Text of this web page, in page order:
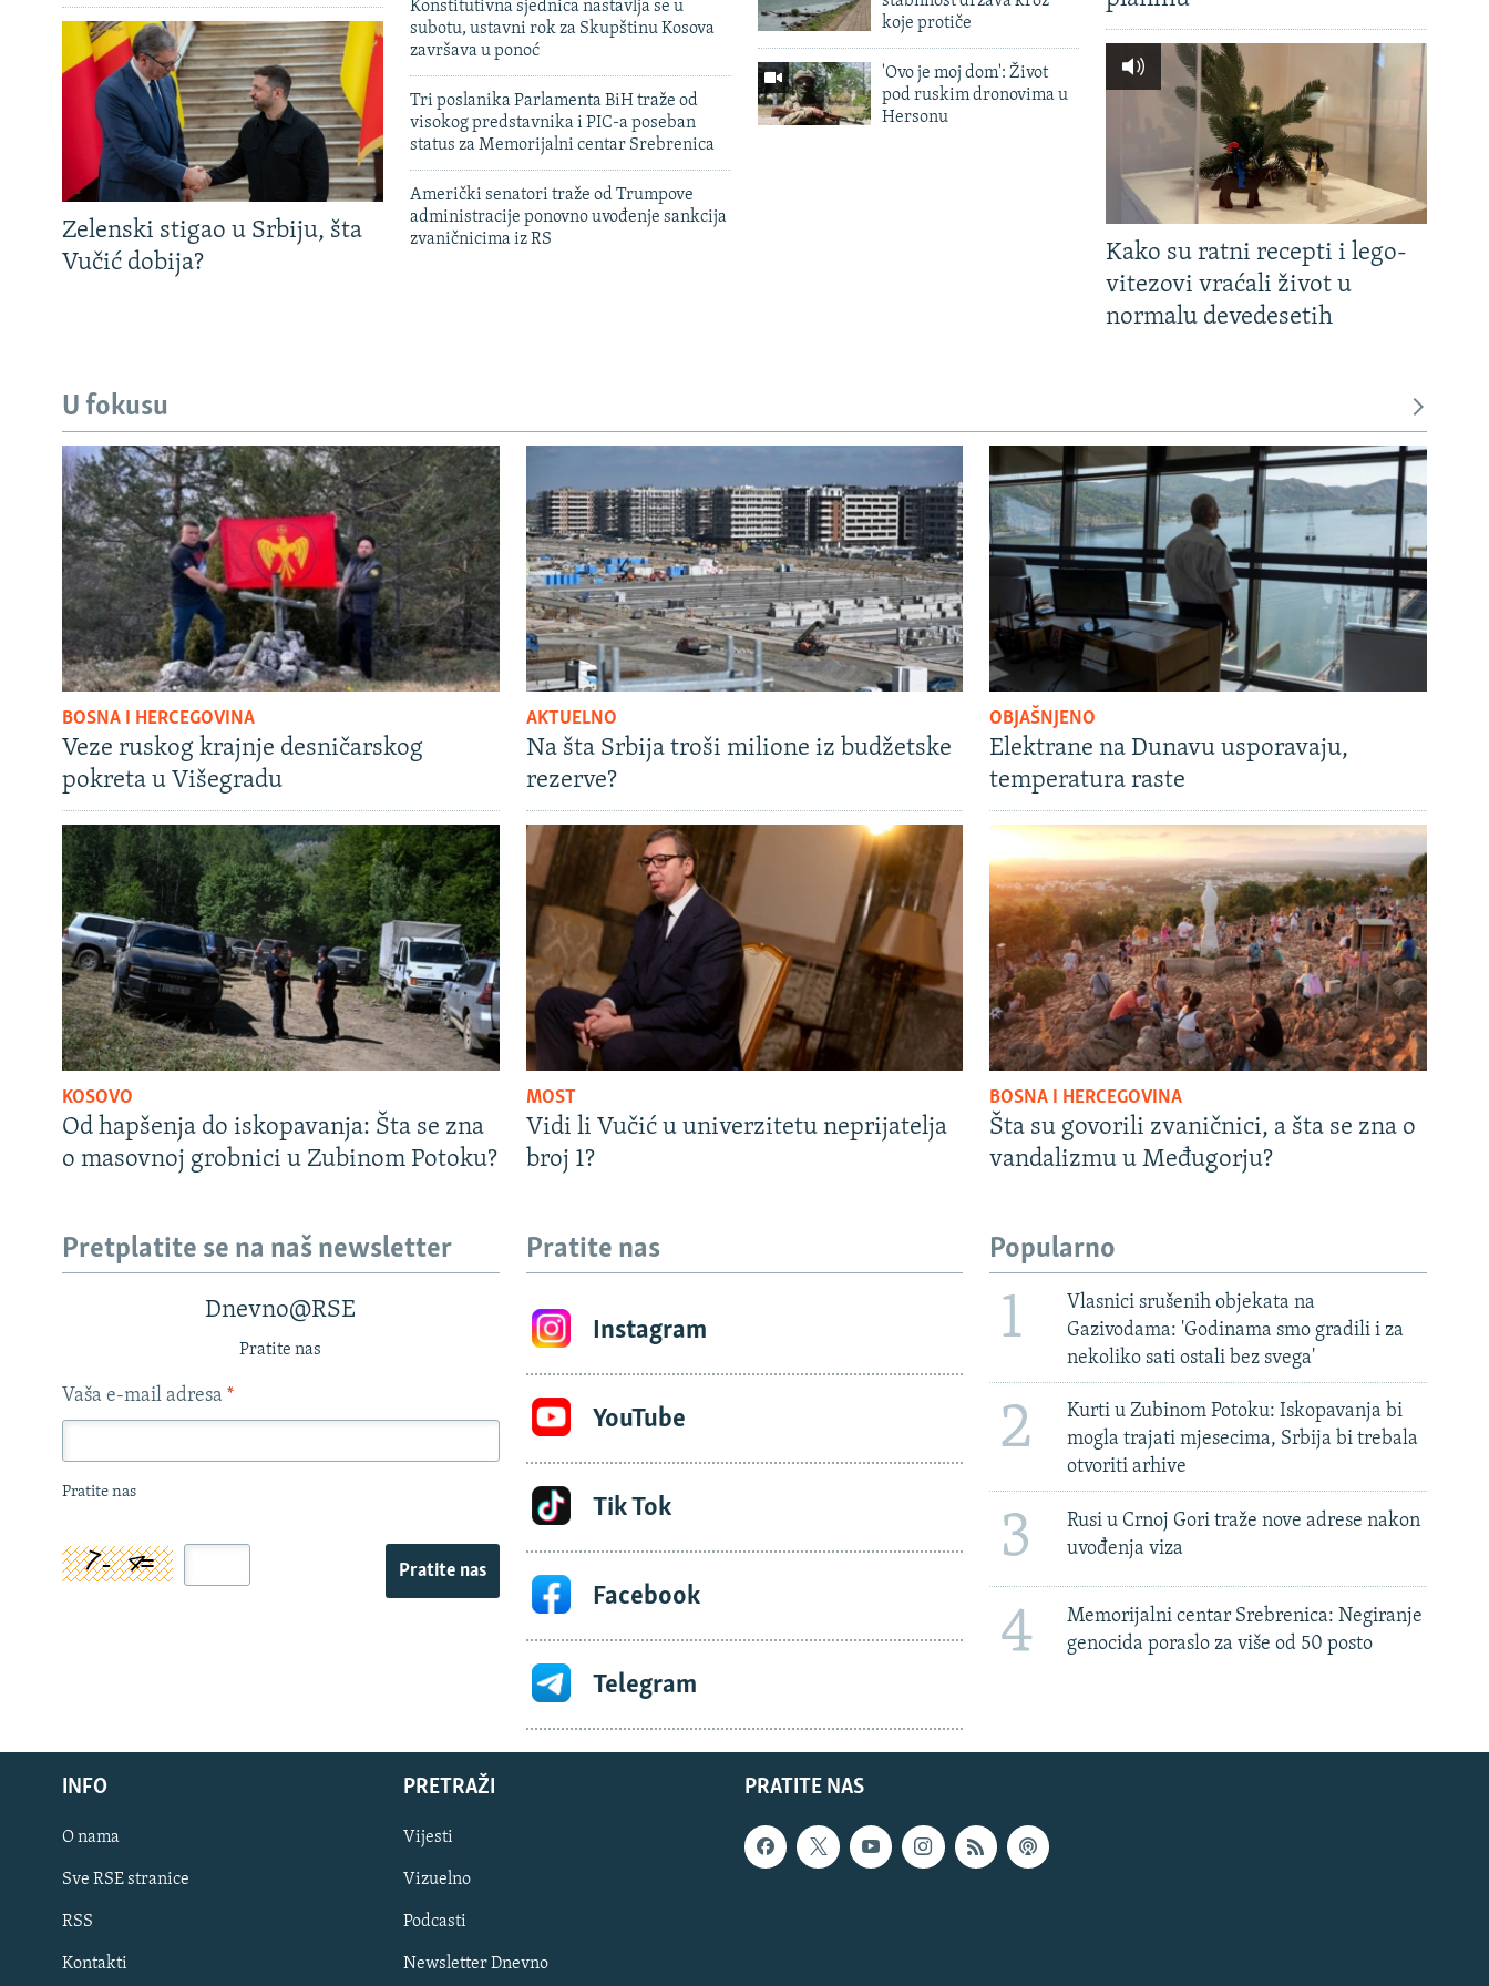
Zelenski stigao u Srbiju, šta
Vučić dobija?
Konstitutivna sjednica nastavlja se u
subotu, ustavni rok za Skupštinu Kosova
završava u ponoć
Tri poslanika Parlamenta BiH traže od
visokog predstavnika i PIC-a poseban
status za Memorijalni centar Srebrenica
Američki senatori traže od Trumpove
administracije ponovno uvođenje sankcija
zvaničnicima iz RS
koje protiče
'Ovo je moj dom': Život
pod ruskim dronovima u
Hersonu
Kako su ratni recepti i lego-
vitezovi vraćali život u
normalu devedesetih
U fokusu
BOSNA I HERCEGOVINA
Veze ruskog krajnje desničarskog
pokreta u Višegradu
AKTUELNO
Na šta Srbija troši milione iz budžetske
rezerve?
OBJAŠNJENO
Elektrane na Dunavu usporavaju,
temperatura raste
KOSOVO
Od hapšenja do iskopavanja: Šta se zna
o masovnoj grobnici u Zubinom Potoku?
MOST
Vidi li Vučić u univerzitetu neprijatelja
broj 1?
BOSNA I HERCEGOVINA
Šta su govorili zvaničnici, a šta se zna o
vandalizmu u Međugorju?
Pretplatite se na naš newsletter
Dnevno@RSE
Pratite nas
Vaša e-mail adresa *
Pratite nas
Pratite nas
Pratite nas
Instagram
YouTube
Tik Tok
Facebook
Telegram
Popularno
1
Vlasnici srušenih objekata na
Gazivodama: 'Godinama smo gradili i za
nekoliko sati ostali bez svega'
2
Kurti u Zubinom Potoku: Iskopavanja bi
mogla trajati mjesecima, Srbija bi trebala
otvoriti arhive
3
Rusi u Crnoj Gori traže nove adrese nakon
uvođenja viza
4
Memorijalni centar Srebrenica: Negiranje
genocida poraslo za više od 50 posto
PRATITE NAS
INFO
O nama
Sve RSE stranice
RSS
Kontakti
PRETRAŽI
Vijesti
Vizuelno
Podcasti
Newsletter Dnevno